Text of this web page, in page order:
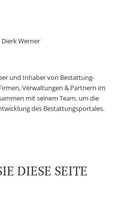
Dierk Werner
und Inhaber von Bestattung-
Verwaltungen & Partnern im
mit seinem Team, um die
des Bestattungsportales.
DIESE SEITE